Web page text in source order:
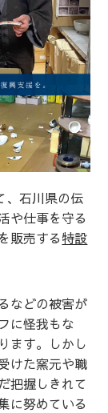
、石川県の伝
や仕事を守る
販売する特設
などの被害が
に怪我もな
ます。しかし
けた窯元や職
把握しきれて
に努めている